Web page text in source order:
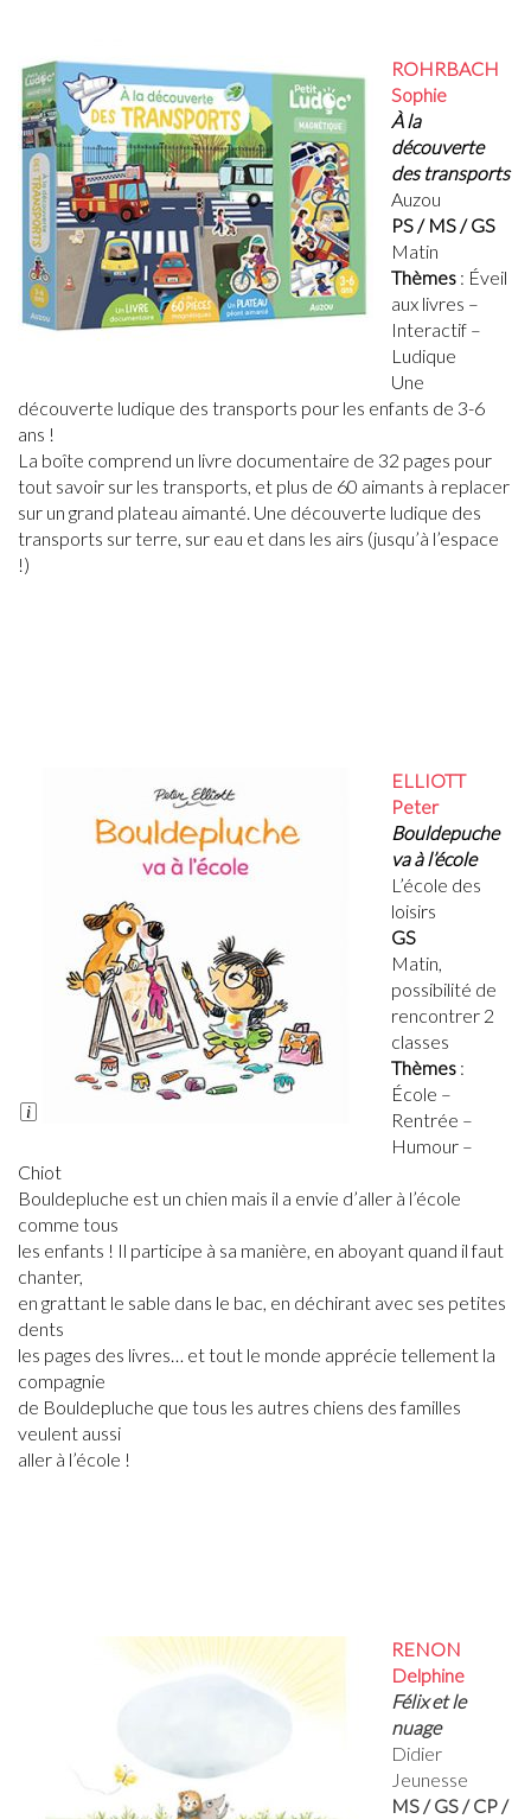
ROHRBACH
Sophie
À la
découverte
des transports
Auzou
PS / MS / GS
Matin
Thèmes : Éveil
aux livres –
Interactif –
Ludique
Une
découverte ludique des transports pour les enfants de 3-6
ans !
La boîte comprend un livre documentaire de 32 pages pour
tout savoir sur les transports, et plus de 60 aimants à replacer
sur un grand plateau aimanté. Une découverte ludique des
transports sur terre, sur eau et dans les airs (jusqu’à l’espace
!)
Long
Description
ELLIOTT
Peter
Bouldepuche
va à l’école
L’école des
loisirs
GS
Matin,
possibilité de
rencontrer 2
classes
Thèmes :
École –
Rentrée –
Humour –
Chiot
Bouldepluche est un chien mais il a envie d’aller à l’école
comme tous
les enfants ! Il participe à sa manière, en aboyant quand il faut
chanter,
en grattant le sable dans le bac, en déchirant avec ses petites
dents
les pages des livres… et tout le monde apprécie tellement la
compagnie
de Bouldepluche que tous les autres chiens des familles
veulent aussi
aller à l’école !
RENON
Delphine
Félix et le
nuage
Didier
Jeunesse
MS / GS / CP /